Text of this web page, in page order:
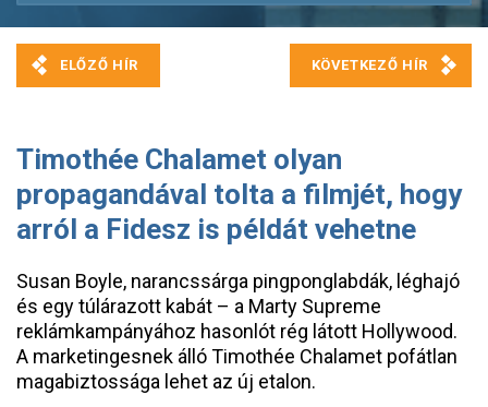
Timothée Chalamet olyan
propagandával tolta a filmjét, hogy
arról a Fidesz is példát vehetne
Susan Boyle, narancssárga pingponglabdák, léghajó
és egy túlárazott kabát – a Marty Supreme
reklámkampányához hasonlót rég látott Hollywood.
A marketingesnek álló Timothée Chalamet pofátlan
magabiztossága lehet az új etalon.